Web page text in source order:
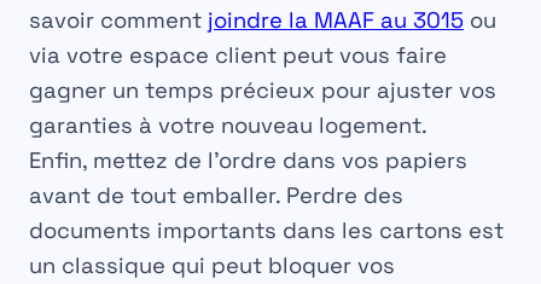
savoir comment joindre la MAAF au 3015 ou
via votre espace client peut vous faire
gagner un temps précieux pour ajuster vos
garanties à votre nouveau logement.
Enfin, mettez de l’ordre dans vos papiers
avant de tout emballer. Perdre des
documents importants dans les cartons est
un classique qui peut bloquer vos